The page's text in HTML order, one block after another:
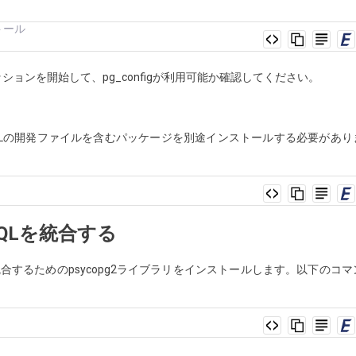
ール
ョンを開始して、pg_configが利用可能か確認してください。
開発ファイルを含むパッケージを別途インストールする必要があり
を統合する
するためのpsycopg2ライブラリをインストールします。以下のコマ